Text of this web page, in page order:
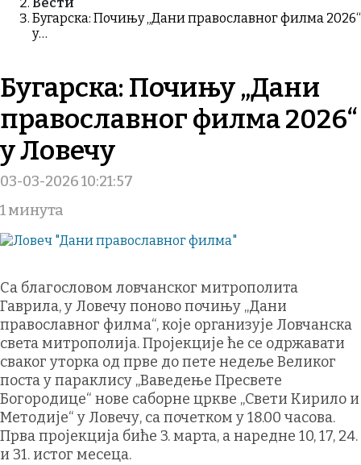
Бугарска: Почињу „Дани православног филма 2026“
у…
Бугарска: Почињу „Дани
православног филма 2026“
у Ловечу
03-03-2026 10:21:57
1 минута
Са благословом ловчанског митрополита
Гаврила, у Ловечу поново почињу „Дани
православног филма“, које организује Ловчанска
света митрополија. Пројекције ће се одржавати
сваког уторка од прве до пете недеље Великог
поста у параклису „Ваведење Пресвете
Богородице“ нове саборне цркве „Свети Кирило и
Методије“ у Ловечу, са почетком у 18.00 часова.
Прва пројекција биће 3. марта, а наредне 10, 17, 24.
и 31. истог месеца.